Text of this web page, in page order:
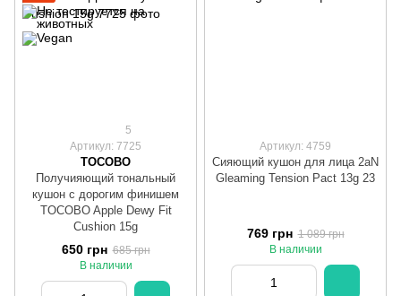
5
Артикул: 7725
TOCOBO
Получияющий тональный
кушон с дорогим финишем
TOCOBO Apple Dewy Fit
Cushion 15g
650 грн 685 грн
В наличии
Артикул: 4759
Сияющий кушон для лица 2aN
Gleaming Tension Pact 13g 23
769 грн 1 089 грн
В наличии